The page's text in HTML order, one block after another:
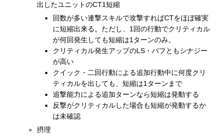
出したユニットのCT1短縮
回数が多い連撃スキルで攻撃すればCTをほぼ確実
に短縮出来る。ただし、1回の行動でクリティカル
が何回発生しても短縮は1ターンのみ。
クリティカル発生アップのLS・バフともシナジー
が高い
クイック・二回行動による追加行動中に何度クリ
ティカルを出しても、短縮は1ターンまで
追撃能力による追加ターンなら短縮は発動する
反撃がクリティカルした場合も短縮が発動するか
は未確認
摂理